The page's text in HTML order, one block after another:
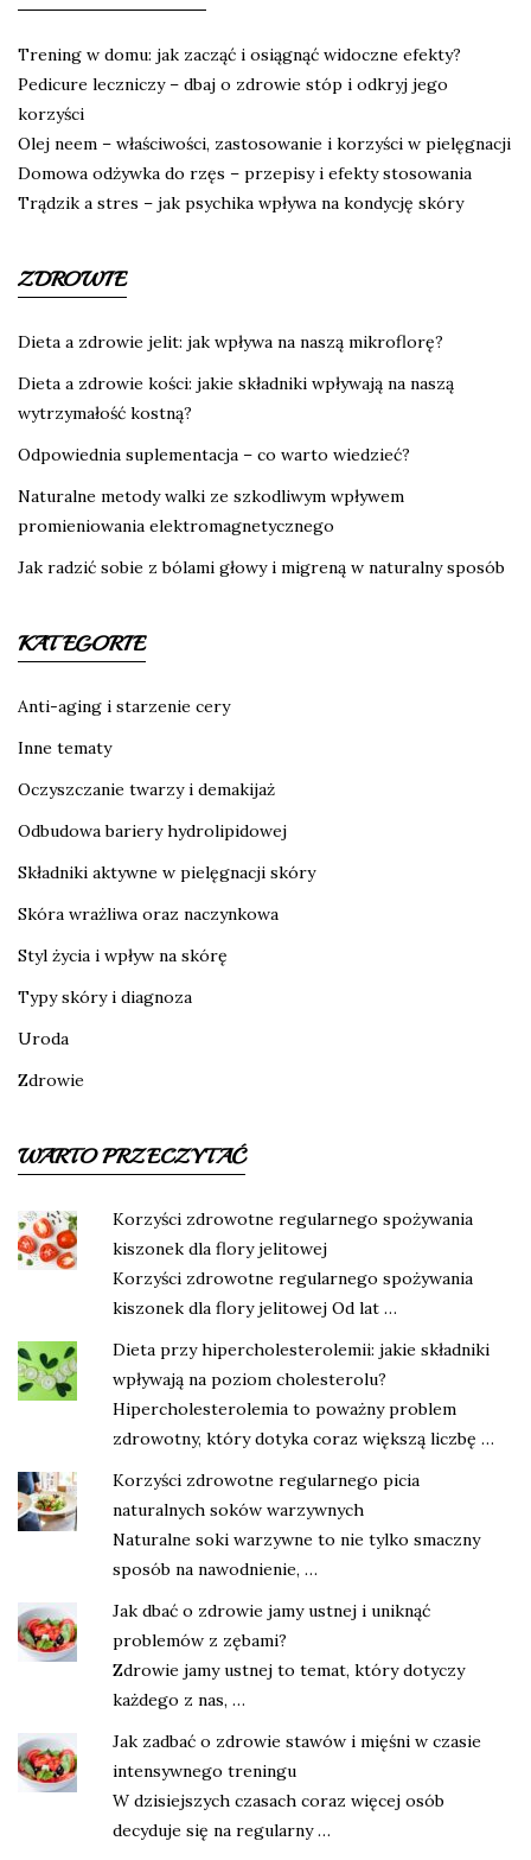
Trening w domu: jak zacząć i osiągnąć widoczne efekty?
Pedicure leczniczy – dbaj o zdrowie stóp i odkryj jego
korzyści
Olej neem – właściwości, zastosowanie i korzyści w pielęgnacji
Domowa odżywka do rzęs – przepisy i efekty stosowania
Trądzik a stres – jak psychika wpływa na kondycję skóry
ZDROWIE
Dieta a zdrowie jelit: jak wpływa na naszą mikroflorę?
Dieta a zdrowie kości: jakie składniki wpływają na naszą
wytrzymałość kostną?
Odpowiednia suplementacja – co warto wiedzieć?
Naturalne metody walki ze szkodliwym wpływem
promieniowania elektromagnetycznego
Jak radzić sobie z bólami głowy i migreną w naturalny sposób
KATEGORIE
Anti-aging i starzenie cery
Inne tematy
Oczyszczanie twarzy i demakijaż
Odbudowa bariery hydrolipidowej
Składniki aktywne w pielęgnacji skóry
Skóra wrażliwa oraz naczynkowa
Styl życia i wpływ na skórę
Typy skóry i diagnoza
Uroda
Zdrowie
WARTO PRZECZYTAĆ
Korzyści zdrowotne regularnego spożywania
kiszonek dla flory jelitowej
Korzyści zdrowotne regularnego spożywania
kiszonek dla flory jelitowej Od lat …
Dieta przy hipercholesterolemii: jakie składniki
wpływają na poziom cholesterolu?
Hipercholesterolemia to poważny problem
zdrowotny, który dotyka coraz większą liczbę …
Korzyści zdrowotne regularnego picia
naturalnych soków warzywnych
Naturalne soki warzywne to nie tylko smaczny
sposób na nawodnienie, …
Jak dbać o zdrowie jamy ustnej i uniknąć
problemów z zębami?
Zdrowie jamy ustnej to temat, który dotyczy
każdego z nas, …
Jak zadbać o zdrowie stawów i mięśni w czasie
intensywnego treningu
W dzisiejszych czasach coraz więcej osób
decyduje się na regularny …